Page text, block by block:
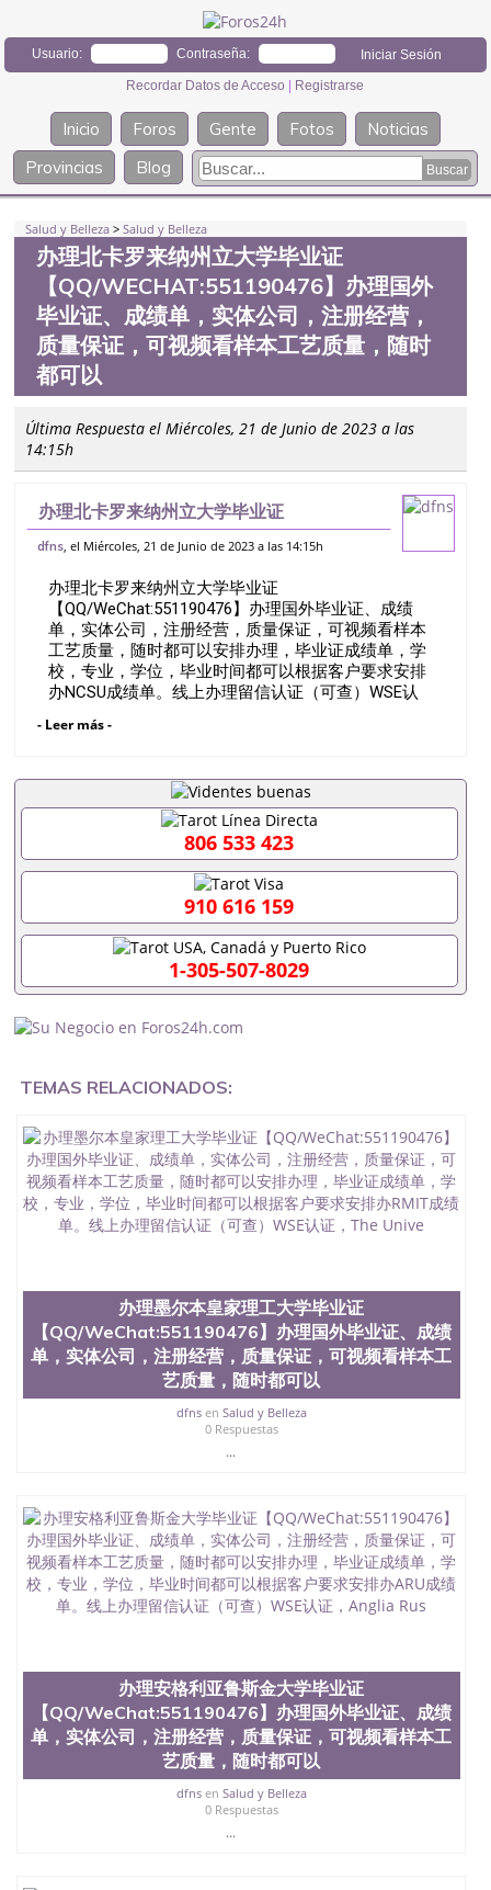
Usuario: Contraseña:
Recordar Datos de Acceso Registrarse
Inicio Foros Gente Fotos
Noticias
Provincias
Blog
Salud y Belleza >Salud y Belleza
办理北卡罗来纳州立大学毕业证
【QQ/WECHAT:551190476】办理国外
毕业证、成绩单，实体公司，注册经营，
质量保证，可视频看样本工艺质量，随时
都可以
Última Respuesta el Miércoles, 21 de Junio de 2023 a las
14:15h
办理北卡罗来纳州立大学毕业证
【QQ/WeChat:551190476】办理国外毕
保证，可视频看样本工艺质量，随时都可以
dfns, el Miércoles, 21 de Junio de 2023 a las 14:15h
办理北卡罗来纳州立大学毕业证
【QQ/WeChat:551190476】办理国外毕业证、成绩
单，实体公司，注册经营，质量保证，可视频看样本
工艺质量，随时都可以安排办理，毕业证成绩单，学
校，专业，学位，毕业时间都可以根据客户要求安排
办NCSU成绩单。线上办理留信认证（可查）WSE认
551190476诚招留学代理假文凭办理毕业证成绩单办
留信网认证办理留服认证办理学历认证办理学生卡办
理录取通知书办理学位证书办理美国文凭办理澳洲文
凭办理英国文凭办理加拿大文凭办理德国文凭 一、快
速办理材料： 1、毕业证+成绩单+留学回国人员证明
+教育部认证,录取通知书，雅思。（全套留学回国必
备证明材料，给父母及亲朋好友一份完美交代）；
2、雅思、托福，OFFER，在读证明，学生卡等留学
相关材料（申请学校、转学，甚至是申请工签都可以
用到）。 注：上述材料，随时都可以安排办理，毕业
证成绩单，学校，专业，学位，毕业时间都可以根据
客户要求安排。 国内找工作假的毕业证可以用吗
551190476要定居国外需要办理什么材料551190476
证在国内能用吗, 挂科拿不到毕业证怎么办, 毕业证丢
办学历认证吗,您是否因为中途辍学、挂科而没有正常
毕业551190476您是否因为递交材料不齐而被拒之门
外551190476您是否因没正常毕业而导致回国得不到
教育部认证在校挂科了不想读了,成绩不理想毕不了业
怎么办551190476找工作没有文凭怎么办,怎么办理本
科/研究生文凭551190476如何办理本科/硕士毕业证
551190476国外大学文凭可以打工作吗551190476怎
么办理 外假毕业证551190476哪里可以制作美国毕业
证551190476哪里可以办理澳洲毕业证551190476留
学生在哪里可以买假毕业证551190476哪里可以办理
加拿大毕业证551190476申请学校办理假的毕业证成
绩单可以吗551190476哪里可以办理水印成绩单
551190476哪里可以修改成绩单GPA分数551190476
假毕业证能查出来吗551190476假文凭网上能查到吗
551190476 如何拿到国外毕业证QQ微信551190476办
外毕业证外壳定制QQ微信551190476快速代办国外毕
业证QQ微信551190476快速拿到国外文凭QQ微信
551190476国外留学文凭认证QQ微信551190476国外
文凭回国认证QQ微信551190476泰国文凭办理QQ微
信551190476法国留学回国证明QQ微信551190476 国
551190476爱尔兰留学回国证明QQ微信551190476国
外硕士文凭办理QQ微信551190476 网上买文凭可靠
吗QQ微信551190476买国外文凭质量QQ微信
551190476国外本科毕业证怎么办理QQ微信
551190476国外大学文凭真制作QQ微信551190476办
国外文凭可找工作QQ微信551190476国外大学有毕业
证QQ微信551190476办理国外毕业证价格QQ微信
551190476国外编号查询QQ微信551190476办理国外
文凭要交定金吗QQ微信551190476办国外可查文凭
- Leer más -
806 533 423
910 616 159
1-305-507-8029
TEMAS RELACIONADOS:
办理墨尔本皇家理工大学毕业证
【QQ/WeChat:551190476】办理国外毕业证、成绩
单，实体公司，注册经营，质量保证，可视频看样本工
艺质量，随时都可以
dfnsen Salud y Belleza
0 Respuestas
...
办理安格利亚鲁斯金大学毕业证
【QQ/WeChat:551190476】办理国外毕业证、成绩
单，实体公司，注册经营，质量保证，可视频看样本工
艺质量，随时都可以
dfnsen Salud y Belleza
0 Respuestas
...